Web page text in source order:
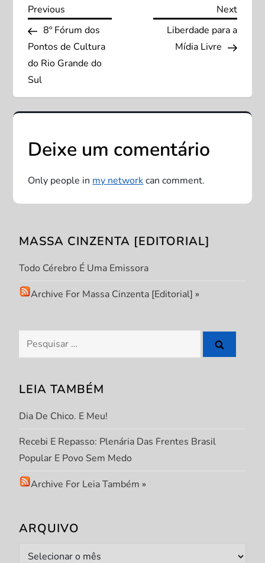
N
a
v
e
a
ç
ã
o
d
e
o
Previous
Post
Previous
8º Fórum dos
Pontos de Cultura
do Rio Grande do
Sul
Next
Post
Next
Liberdade para a
Mídia Livre
Deixe um comentário
Only people inmy networkcan comment.
MASSA CINZENTA [EDITORIAL]
Todo Cérebro É Uma Emissora
Archive For Massa Cinzenta [Editorial] »
Pesquisar
por:
LEIA TAMBÉM
Dia De Chico. E Meu!
Recebi E Repasso: Plenária Das Frentes Brasil
Popular E Povo Sem Medo
Archive For Leia Também »
ARQUIVO
Arquivo